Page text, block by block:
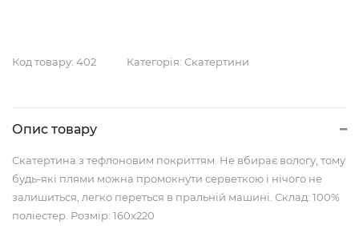
Код товару: 402 Категорія: Скатертини
Опис товару
Скатертина з тефлоновим покриттям. Не вбирає вологу, тому
будь-які плями можна промокнути серветкою і нічого не
залишиться, легко переться в пральній машині. Склад: 100%
поліестер. Розмір: 160x220